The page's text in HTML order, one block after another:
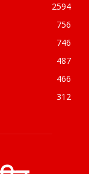
2594
756
746
487
466
312